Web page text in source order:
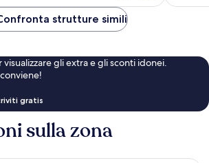
194 €
strutture simili
gli extra e gli sconti idonei.
gratis
sulla zona